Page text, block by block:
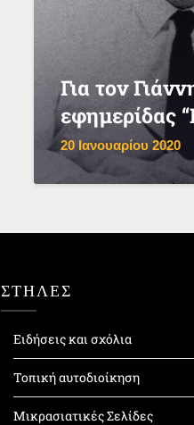
Για τον
εφημερίδας
20 Ιανουαρίου 2020
ΣΤΗΛΕΣ
Ειδήσεις και σχόλια
Τοπική αυτοδιοίκηση
Μικρασιατικές Σελίδες